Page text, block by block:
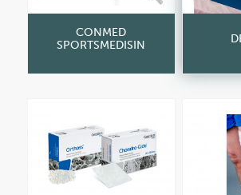
CONMED
SPORTSMEDISIN